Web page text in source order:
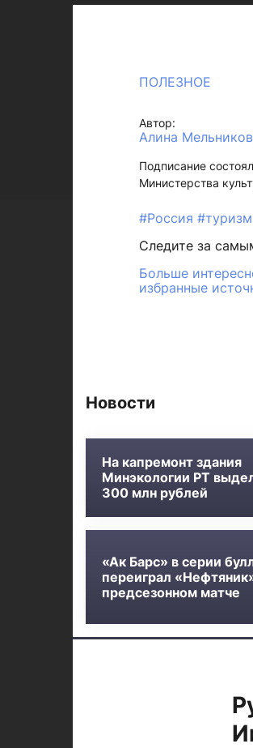
ПОЛЕЗНОЕ
Автор:
Алина
Подписание
Министерства
#Россия #туризм
Следите за
Больше
избранные
Новости
На капремонт здания
Минэкологии РТ
300 млн рублей
«Ак Барс» в серии
переиграл
предсезонном матче